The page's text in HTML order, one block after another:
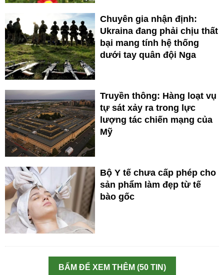
Chuyên gia nhận định:
Ukraina đang phải chịu thất
bại mang tính hệ thống
dưới tay quân đội Nga
Truyền thông: Hàng loạt vụ
tự sát xảy ra trong lực
lượng tác chiến mạng của
Mỹ
Bộ Y tế chưa cấp phép cho
sản phẩm làm đẹp từ tế
bào gốc
BẤM ĐỂ XEM THÊM (50 TIN)